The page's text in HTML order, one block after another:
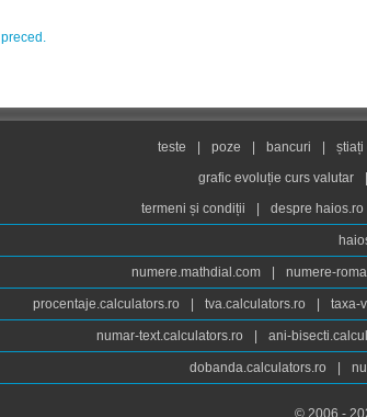
preced.
teste poze bancuri știați
grafic evoluție curs valutar
termeni și condiții
despre haios.ro
numere.mathdial.com numere-
procentaje.calculators.ro tva.calculators.ro taxa-
numar-text.calculators.ro ani-
dobanda.calculators.ro
© 2006 -